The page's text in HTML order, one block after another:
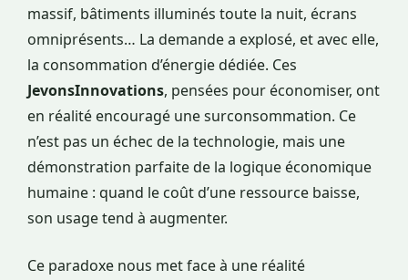
massif, bâtiments illuminés toute la nuit, écrans
omniprésents… La demande a explosé, et avec elle,
la consommation d’énergie dédiée. Ces
JevonsInnovations, pensées pour économiser, ont
en réalité encouragé une surconsommation. Ce
n’est pas un échec de la technologie, mais une
démonstration parfaite de la logique économique
humaine : quand le coût d’une ressource baisse,
son usage tend à augmenter.
Ce paradoxe nous met face à une réalité